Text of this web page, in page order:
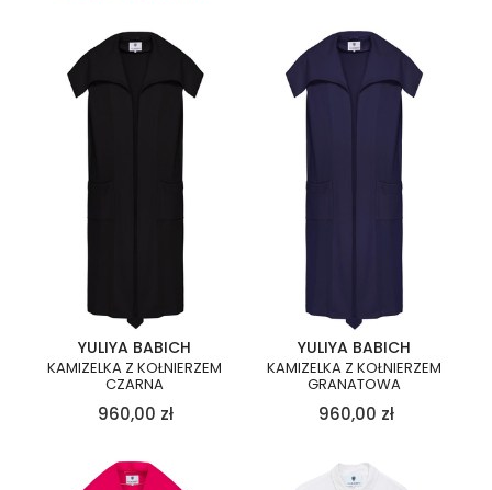
YULIYA BABICH
KAMIZELKA Z KOŁNIERZEM
CZARNA
960,00 zł
YULIYA BABICH
KAMIZELKA Z KOŁNIERZEM
GRANATOWA
960,00 zł